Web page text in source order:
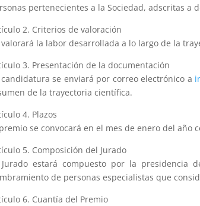
pertenecientes a la Sociedad, adscritas
2. Criterios de valoración
valorará la labor desarrollada a lo largo de la
3. Presentación de la documentación
candidatura se enviará por correo electrónico a
de la trayectoria científica.
4. Plazos
se convocará en el mes de enero del
5. Composición del Jurado
estará compuesto por la presidencia
de personas especialistas que
6. Cuantía del Premio